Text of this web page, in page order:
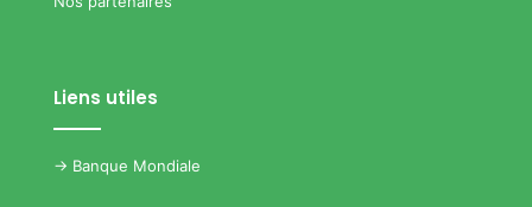
Liens utiles
-> Banque Mondiale